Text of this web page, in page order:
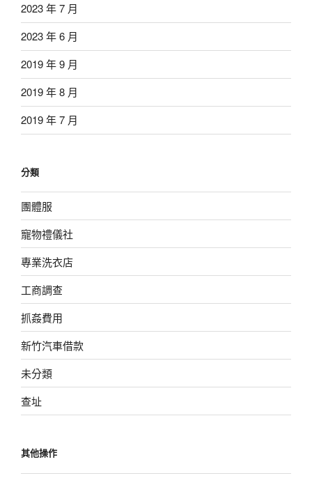
2023 年 7 月
2023 年 6 月
2019 年 9 月
2019 年 8 月
2019 年 7 月
分類
團體服
寵物禮儀社
專業洗衣店
工商調查
抓姦費用
新竹汽車借款
未分類
查址
其他操作